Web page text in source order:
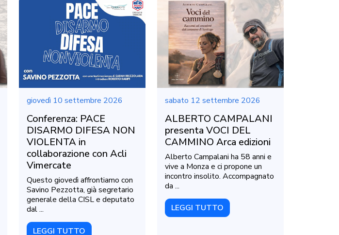
giovedì 10 settembre 2026
Conferenza: PACE
DISARMO DIFESA NON
VIOLENTA in
collaborazione con Acli
Vimercate
Questo giovedì affrontiamo con
Savino Pezzotta, già segretario
generale della CISL e deputato
dal ...
LEGGI TUTTO
sabato 12 settembre 2026
ALBERTO CAMPALANI
presenta VOCI DEL
CAMMINO Arca edizioni
Alberto Campalani ha 58 anni e
vive a Monza e ci propone un
incontro insolito. Accompagnato
da ...
LEGGI TUTTO